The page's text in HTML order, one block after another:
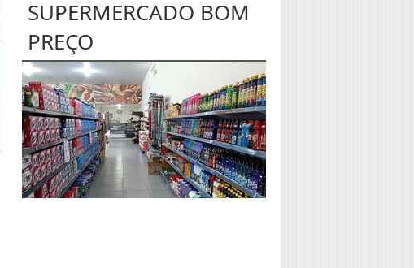
SUPERMERCADO BOM
PREÇO